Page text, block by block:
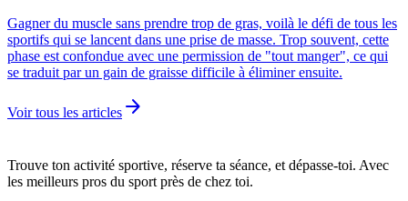
Gagner du muscle sans prendre trop de gras, voilà le défi de tous les
sportifs qui se lancent dans une prise de masse. Trop souvent, cette
phase est confondue avec une permission de "tout manger", ce qui
se traduit par un gain de graisse difficile à éliminer ensuite.
Voir tous les articles arrow_forward
Trouve ton activité sportive, réserve ta séance, et dépasse-toi. Avec
les meilleurs pros du sport près de chez toi.